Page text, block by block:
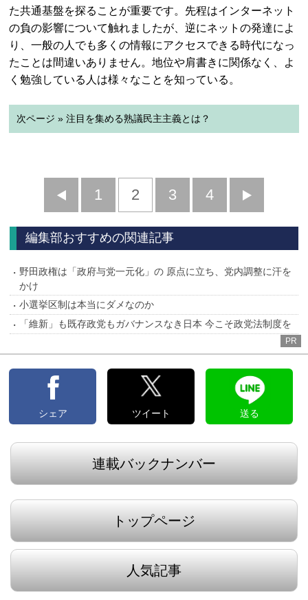
た共通基盤を探ることが重要です。先程はインターネット
の負の影響について触れましたが、逆にネットの発達によ
り、一般の人でも多くの情報にアクセスできる時代になっ
たことは間違いありません。地位や肩書きに関係なく、よ
く勉強している人は様々なことを知っている。
次ページ » 注目を集める熟議民主主義とは？
前
へ
1 2 3 4
へ
編集部おすすめの関連記事
野田政権は「政府与党一元化」の 原点に立ち、党内調整に汗を
かけ
小選挙区制は本当にダメなのか
「維新」も既存政党もガバナンスなき日本 今こそ政党法制度を
PR
シェア ツイート 送る
連載バックナンバー
トップページ
人気記事